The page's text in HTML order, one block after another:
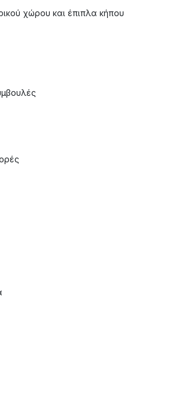
χώρου και έπιπλα κήπου